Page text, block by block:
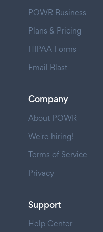
POWR Business
Plans & Pricing
HIPAA Forms
Email Blast
Company
About POWR
We're hiring!
Terms of Service
Privacy
Support
Help Center